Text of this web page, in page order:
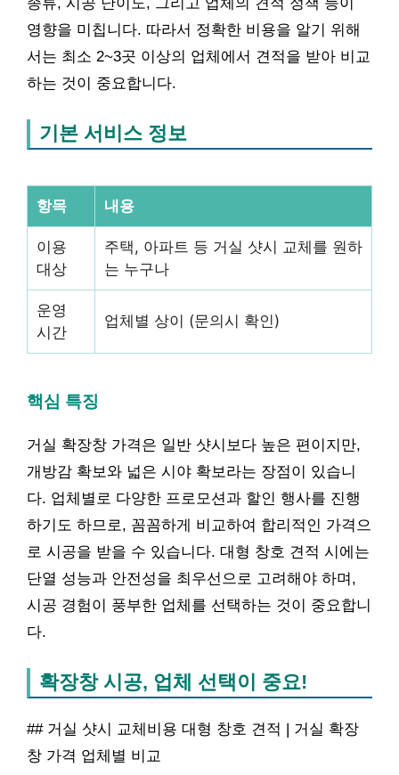
영향을 미칩니다. 따라서 정확한 비용을 알기 위해
서는 최소 2~3곳 이상의 업체에서 견적을 받아 비교
하는 것이 중요합니다.
기본 서비스 정보
항목 내용
이용
대상
주택, 아파트 등 거실 샷시 교체를 원하
는 누구나
운영
시간
업체별 상이 (문의시 확인)
핵심 특징
거실 확장창 가격은 일반 샷시보다 높은 편이지만,
개방감 확보와 넓은 시야 확보라는 장점이 있습니
다. 업체별로 다양한 프로모션과 할인 행사를 진행
하기도 하므로, 꼼꼼하게 비교하여 합리적인 가격으
로 시공을 받을 수 있습니다. 대형 창호 견적 시에는
단열 성능과 안전성을 최우선으로 고려해야 하며,
시공 경험이 풍부한 업체를 선택하는 것이 중요합니
다.
확장창 시공, 업체 선택이 중요!
## 거실 샷시 교체비용 대형 창호 견적 | 거실 확장
창 가격 업체별 비교